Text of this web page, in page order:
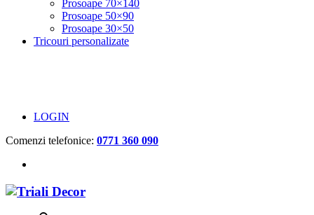
Prosoape 70×140
Prosoape 50×90
Prosoape 30×50
Tricouri personalizate
LOGIN
Comenzi telefonice: 0771 360 090